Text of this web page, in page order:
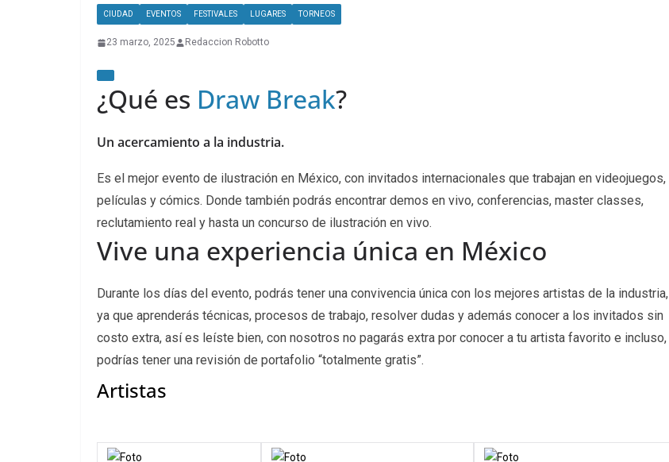
CIUDAD EVENTOS FESTIVALES LUGARES TORNEOS
23 marzo, 2025 Redaccion Robotto
¿Qué es Draw Break?
Un acercamiento a la industria.
Es el mejor evento de ilustración en México, con invitados internacionales que trabajan en videojuegos,
películas y cómics. Donde también podrás encontrar demos en vivo, conferencias, master classes,
reclutamiento real y hasta un concurso de ilustración en vivo.
Vive una experiencia única en México
Durante los días del evento, podrás tener una convivencia única con los mejores artistas de la industria,
ya que aprenderás técnicas, procesos de trabajo, resolver dudas y además conocer a los invitados sin
costo extra, así es leíste bien, con nosotros no pagarás extra por conocer a tu artista favorito e incluso, ​
podrías tener una revisión de portafolio “totalmente gratis”.
Artistas